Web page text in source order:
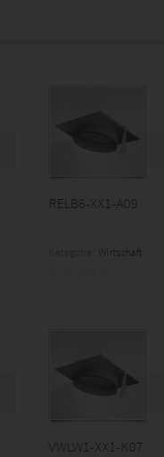
RELB6-XX1-A09
Wirtschaft
VWLW1-XX1-K07